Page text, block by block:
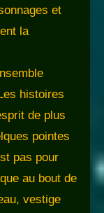
et
la
histoires
de plus
pointes
pas pour
au bout de
vestige